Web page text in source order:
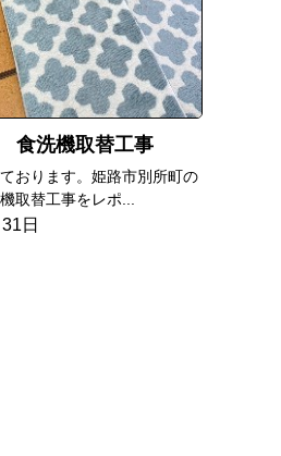
食洗機取替工事
おります。姫路市別所町の
取替工事をレポ...
日